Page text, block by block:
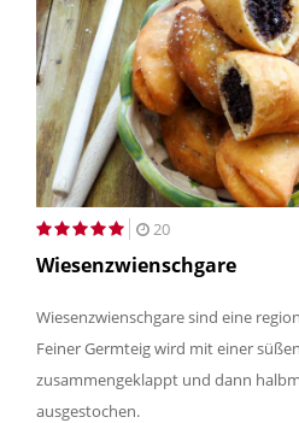
20
Wiesenzwienschgare
Wiesenzwienschgare sind eine
Feiner Germteig wird mit einer
zusammengeklappt und dann
ausgestochen.